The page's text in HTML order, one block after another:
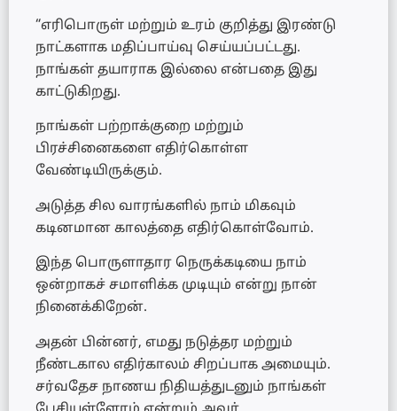
“எரிபொருள் மற்றும் உரம் குறித்து இரண்டு
நாட்களாக மதிப்பாய்வு செய்யப்பட்டது.
நாங்கள் தயாராக இல்லை என்பதை இது
காட்டுகிறது.
நாங்கள் பற்றாக்குறை மற்றும்
பிரச்சினைகளை எதிர்கொள்ள
வேண்டியிருக்கும்.
அடுத்த சில வாரங்களில் நாம் மிகவும்
கடினமான காலத்தை எதிர்கொள்வோம்.
இந்த பொருளாதார நெருக்கடியை நாம்
ஒன்றாகச் சமாளிக்க முடியும் என்று நான்
நினைக்கிறேன்.
அதன் பின்னர், எமது நடுத்தர மற்றும்
நீண்டகால எதிர்காலம் சிறப்பாக அமையும்.
சர்வதேச நாணய நிதியத்துடனும் நாங்கள்